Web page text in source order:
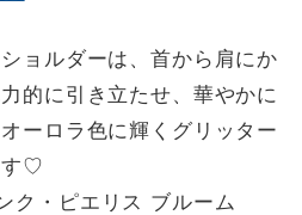
ョルダーは、首から肩にか
的に引き立たせ、華やかに
ーロラ色に輝くグリッター
す♡
ク・ピエリス ブルーム